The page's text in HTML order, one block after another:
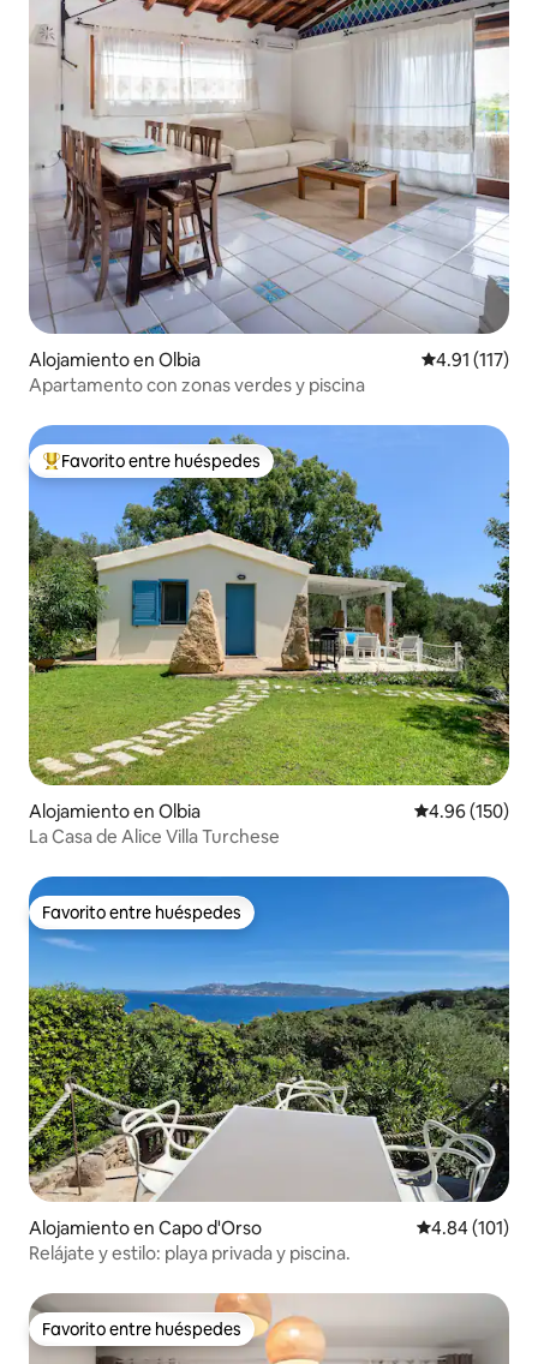
Alojamiento en Olbia Calificación
4.91 (117)
Apartamento con zonas verdes y piscina
Favorito entre huéspedes preferido
Favorito entre huéspedes
Alojamiento en Olbia Calificación
4.96 (150)
La Casa de Alice Villa Turchese
Favorito entre huéspedes
Favorito entre huéspedes
Alojamiento en Capo d'Orso Calificación
4.84 (101)
Relájate y estilo: playa privada y piscina.
Favorito entre huéspedes
Favorito entre huéspedes